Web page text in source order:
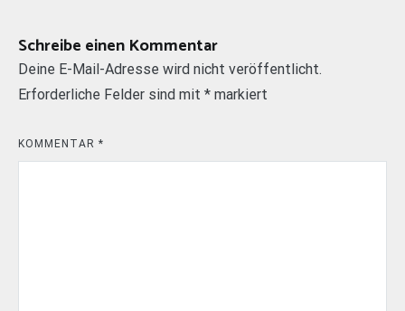
Schreibe einen Kommentar
Deine E-Mail-Adresse wird nicht veröffentlicht.
Erforderliche Felder sind mit * markiert
KOMMENTAR *